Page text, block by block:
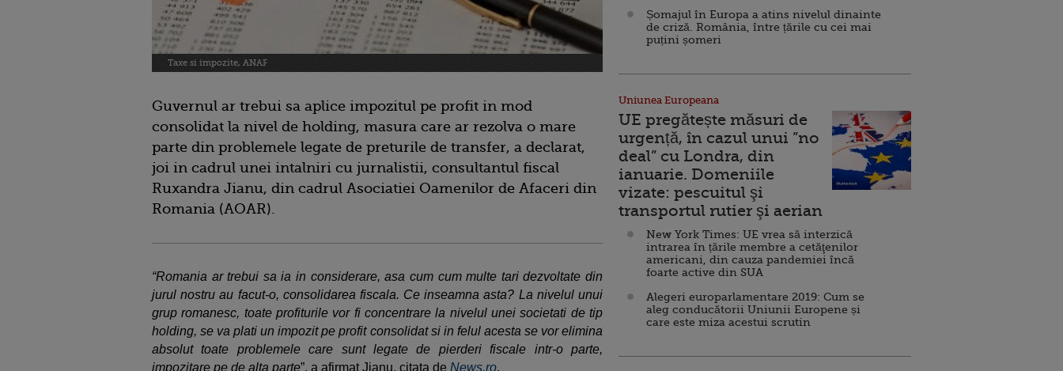
Taxe si impozite, ANAF
Guvernul ar trebui sa aplice impozitul pe profit in mod
consolidat la nivel de holding, masura care ar rezolva o mare
parte din problemele legate de preturile de transfer, a declarat,
joi in cadrul unei intalniri cu jurnalistii, consultantul fiscal
Ruxandra Jianu, din cadrul Asociatiei Oamenilor de Afaceri din
Romania (AOAR).
“Romania ar trebui sa ia in considerare, asa cum cum multe tari dezvoltate din
jurul nostru au facut-o, consolidarea fiscala. Ce inseamna asta? La nivelul unui
grup romanesc, toate profiturile vor fi concentrare la nivelul unei societati de tip
holding, se va plati un impozit pe profit consolidat si in felul acesta se vor elimina
absolut toate problemele care sunt legate de pierderi fiscale intr-o parte,
impozitare pe de alta parte”, a afirmat Jianu, citata de News.ro.
Șomajul în Europa a atins nivelul dinainte
de criză. România, între țările cu cei mai
puțini șomeri
Uniunea Europeana
UE pregătește măsuri de
urgență, în cazul unui ”no
deal” cu Londra, din
ianuarie. Domeniile
vizate: pescuitul şi
transportul rutier şi aerian
New York Times: UE vrea să interzică
intrarea în țările membre a cetăţenilor
americani, din cauza pandemiei încă
foarte active din SUA
Alegeri europarlamentare 2019: Cum se
aleg conducătorii Uniunii Europene și
care este miza acestui scrutin